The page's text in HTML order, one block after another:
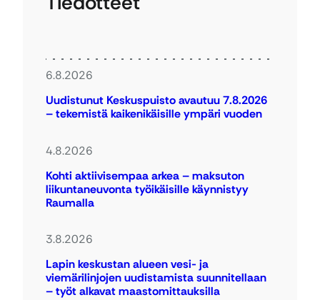
6.8.2026
Uudistunut Keskuspuisto avautuu 7.8.2026
– tekemistä kaikenikäisille ympäri vuoden
4.8.2026
Kohti aktiivisempaa arkea – maksuton
liikuntaneuvonta työikäisille käynnistyy
Raumalla
3.8.2026
Lapin keskustan alueen vesi- ja
viemärilinjojen uudistamista suunnitellaan
– työt alkavat maastomittauksilla